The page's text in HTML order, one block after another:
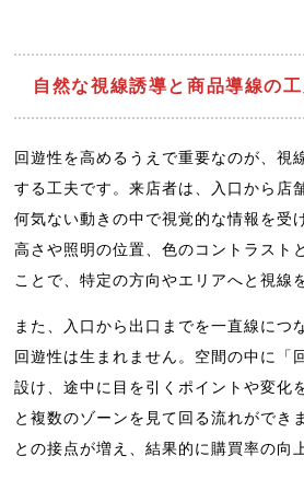
自然な視線誘導と商品導線の
回遊性を高めるうえで重要なのが、視
する工夫です。来店者は、入口から店
何気ない動きの中で視覚的な情報を受
高さや照明の位置、色のコントラスト
ことで、特定の方向やエリアへと視線
また、入口から出口までを一直線につ
回遊性は生まれません。空間の中に「
設け、途中に目を引くポイントや変化
と複数のゾーンを見て回る流れができ
との接点が増え、結果的に購買率の向